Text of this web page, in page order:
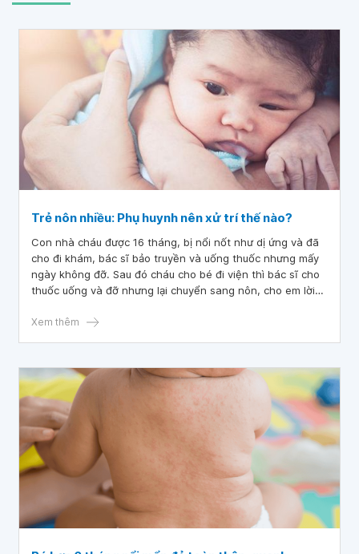
Trẻ nôn nhiều: Phụ huynh nên xử trí thế nào?
Con nhà cháu được 16 tháng, bị nổi nốt như dị ứng và đã
cho đi khám, bác sĩ bảo truyền và uống thuốc nhưng mấy
ngày không đỡ. Sau đó cháu cho bé đi viện thì bác sĩ cho
thuốc uống và đỡ nhưng lại chuyển sang nôn, cho em lời
Xem thêm